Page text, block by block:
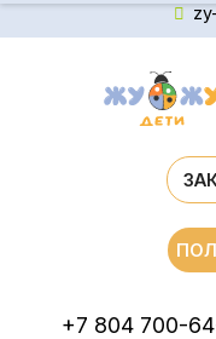
+7 804 700-